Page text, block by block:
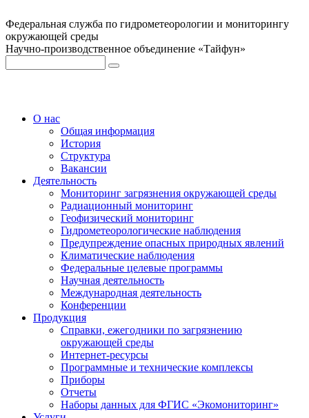
Федеральная служба по гидрометеорологии и мониторингу
окружающей среды
Научно-производственное объединение «Тайфун»
О нас
Общая информация
История
Структура
Вакансии
Деятельность
Мониторинг загрязнения окружающей среды
Радиационный мониторинг
Геофизический мониторинг
Гидрометеорологические наблюдения
Предупреждение опасных природных явлений
Климатические наблюдения
Федеральные целевые программы
Научная деятельность
Международная деятельность
Конференции
Продукция
Справки, ежегодники по загрязнению
окружающей среды
Интернет-ресурсы
Программные и технические комплексы
Приборы
Отчеты
Наборы данных для ФГИС «Экомониторинг»